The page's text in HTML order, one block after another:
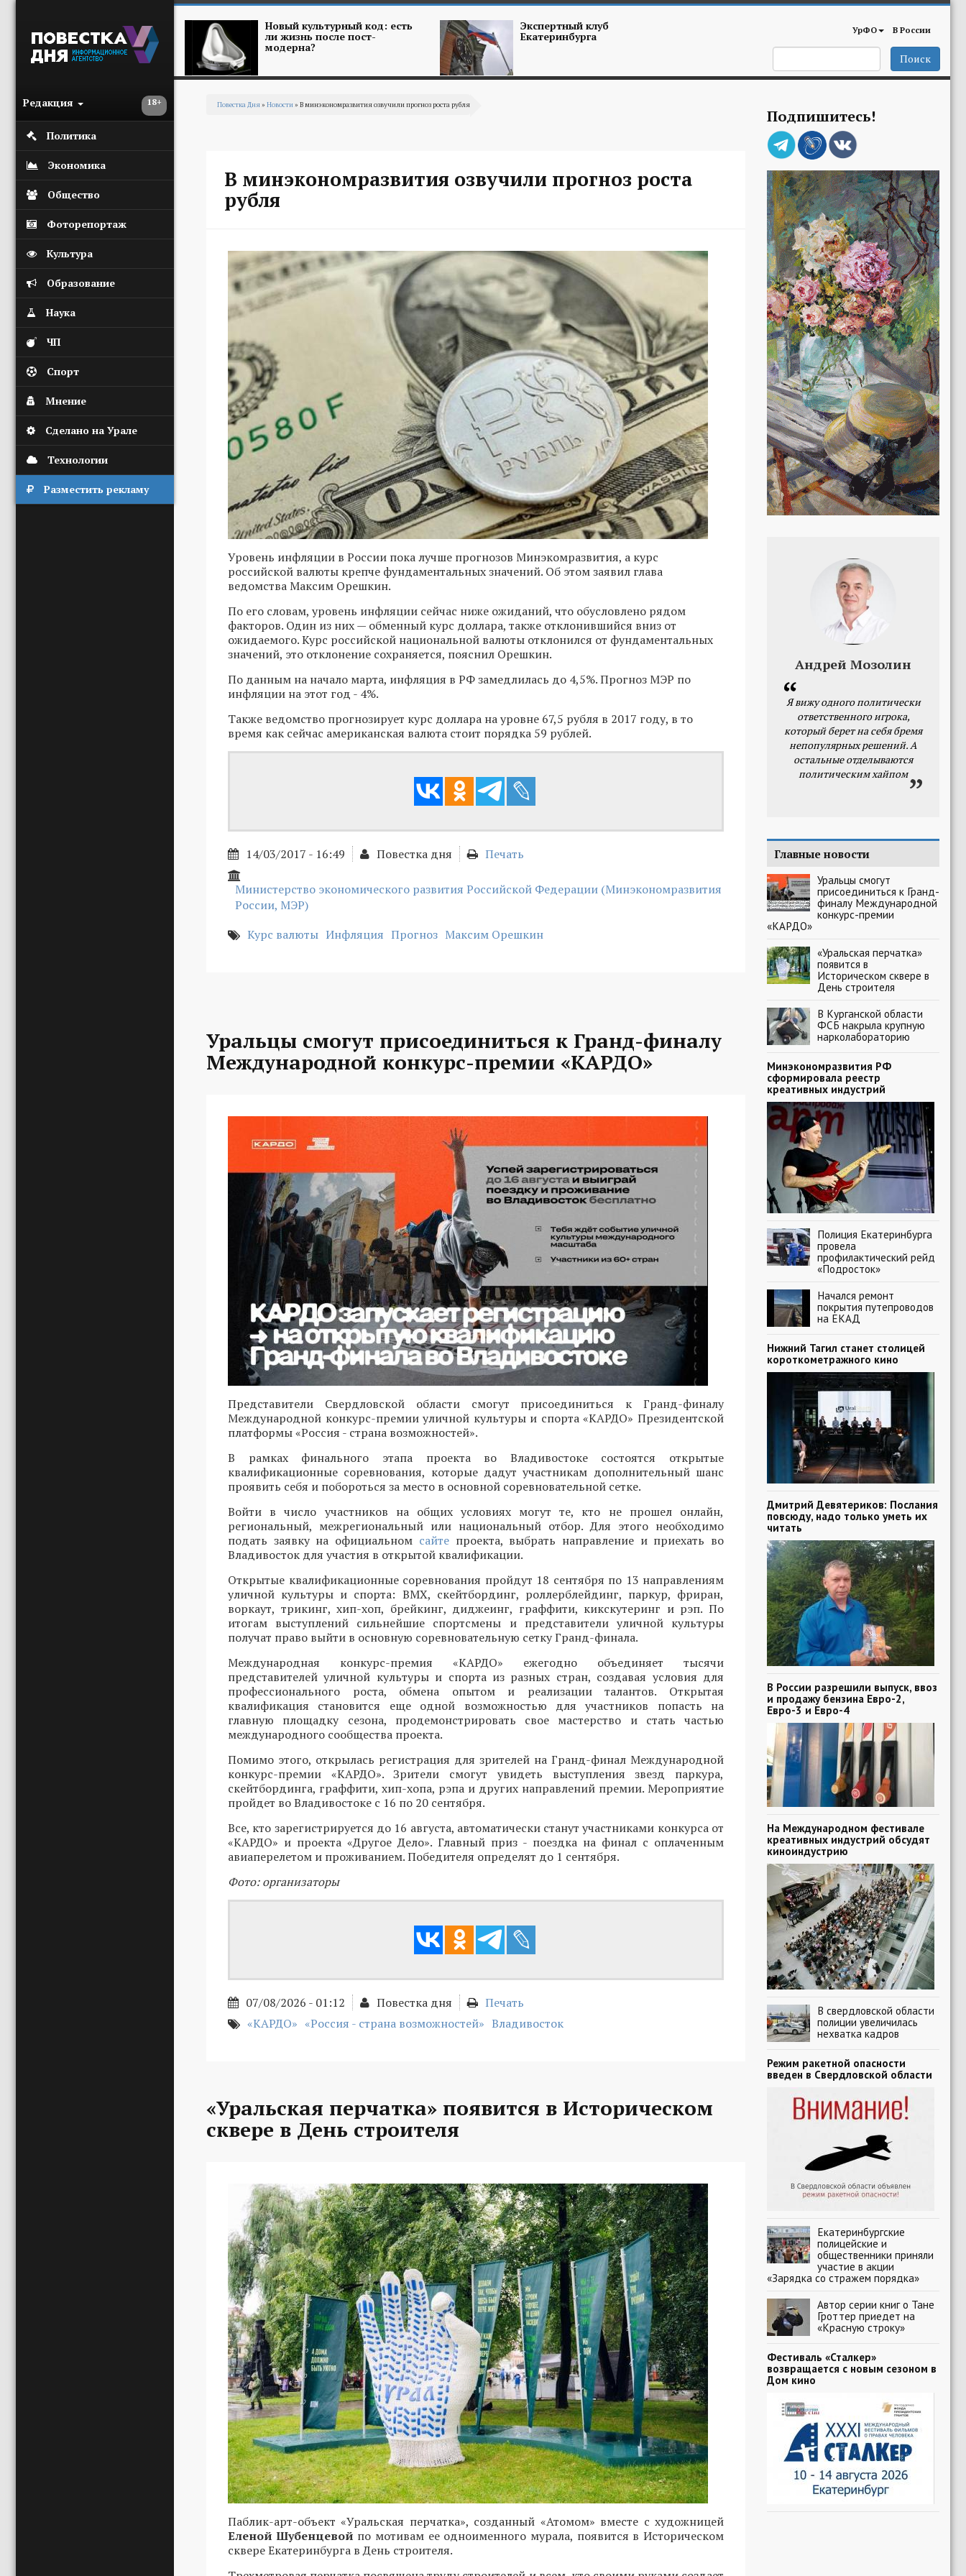
18+
Редакция
Политика
Экономика
Общество
Фоторепортаж
Культура
Образование
Наука
ЧП
Спорт
Мнение
Сделано на Урале
Технологии
Разместить рекламу
Новый культурный код: есть
ли жизнь после пост-
модерна?
Экспертный клуб
Екатеринбурга УрФО В России
Поиск
Повестка Дня» Новости» В минэкономразвития озвучили прогноз роста рубля
В минэкономразвития озвучили прогноз роста
рубля
Уровень инфляции в России пока лучше прогнозов Минэкомразвития, а курс
российской валюты крепче фундаментальных значений. Об этом заявил глава
ведомства Максим Орешкин.
По его словам, уровень инфляции сейчас ниже ожиданий, что обусловлено рядом
факторов. Один из них — обменный курс доллара, также отклонившийся вниз от
ожидаемого. Курс российской национальной валюты отклонился от фундаментальных
значений, это отклонение сохраняется, пояснил Орешкин.
По данным на начало марта, инфляция в РФ замедлилась до 4,5%. Прогноз МЭР по
инфляции на этот год - 4%.
Также ведомство прогнозирует курс доллара на уровне 67,5 рубля в 2017 году, в то
время как сейчас американская валюта стоит порядка 59 рублей.
14/03/2017 - 16:49 Повестка дня Печать
Министерство экономического развития Российской Федерации (Минэкономразвития
России, МЭР)
Курс валюты Инфляция Прогноз Максим Орешкин
Уральцы смогут присоединиться к Гранд-финалу
Международной конкурс-премии «КАРДО»
Представители Свердловской области смогут присоединиться к Гранд-финалу
Международной конкурс-премии уличной культуры и спорта «КАРДО» Президентской
платформы «Россия - страна возможностей».
В рамках финального этапа проекта во Владивостоке состоятся открытые
квалификационные соревнования, которые дадут участникам дополнительный шанс
проявить себя и побороться за место в основной соревновательной сетке.
Войти в число участников на общих условиях могут те, кто не прошел онлайн,
региональный, межрегиональный или национальный отбор. Для этого необходимо
подать заявку на официальном сайтепроекта, выбрать направление и приехать во
Владивосток для участия в открытой квалификации.
Открытые квалификационные соревнования пройдут 18 сентября по 13 направлениям
уличной культуры и спорта: BMX, скейтбординг, роллерблейдинг, паркур, фриран,
воркаут, трикинг, хип-хоп, брейкинг, диджеинг, граффити, кикскутеринг и рэп. По
итогам выступлений сильнейшие спортсмены и представители уличной культуры
получат право выйти в основную соревновательную сетку Гранд-финала.
Международная конкурс-премия «КАРДО» ежегодно объединяет тысячи
представителей уличной культуры и спорта из разных стран, создавая условия для
профессионального роста, обмена опытом и реализации талантов. Открытая
квалификация становится еще одной возможностью для участников попасть на
главную площадку сезона, продемонстрировать свое мастерство и стать частью
международного сообщества проекта.
Помимо этого, открылась регистрация для зрителей на Гранд-финал Международной
конкурс-премии «КАРДО». Зрители смогут увидеть выступления звезд паркура,
скейтбординга, граффити, хип-хопа, рэпа и других направлений премии. Мероприятие
пройдет во Владивостоке с 16 по 20 сентября.
Все, кто зарегистрируется до 16 августа, автоматически станут участниками конкурса от
«КАРДО» и проекта «Другое Дело». Главный приз - поездка на финал с оплаченным
авиаперелетом и проживанием. Победителя определят до 1 сентября.
Фото: организаторы
07/08/2026 - 01:12 Повестка дня
Печать
«КАРДО» «Россия - страна возможностей» Владивосток
«Уральская перчатка» появится в Историческом
сквере в День строителя
Паблик-арт-объект «Уральская перчатка», созданный «Атомом» вместе с художницей
Еленой Шубенцевой по мотивам ее одноименного мурала, появится в Историческом
сквере Екатеринбурга в День строителя.
Подпишитесь!
Андрей Мозолин
Я вижу одного политически
ответственного игрока,
который берет на себя бремя
непопулярных решений. А
остальные отделываются
политическим хайпом
Главные новости
Уральцы смогут
присоединиться к Гранд-
финалу Международной
конкурс-премии
«КАРДО»
«Уральская перчатка»
появится в
Историческом сквере в
День строителя
В Курганской области
ФСБ накрыла крупную
нарколабораторию
Минэкономразвития РФ
сформировала реестр
креативных индустрий
Полиция Екатеринбурга
провела
профилактический рейд
«Подросток»
Начался ремонт
покрытия путепроводов
на ЕКАД
Нижний Тагил станет столицей
короткометражного кино
Дмитрий Девятериков: Послания
повсюду, надо только уметь их
читать
В России разрешили выпуск, ввоз
и продажу бензина Евро-2,
Евро-3 и Евро-4
На Международном фестивале
креативных индустрий обсудят
киноиндустрию
В свердловской области
полиции увеличилась
нехватка кадров
Режим ракетной опасности
введен в Свердловской области
Екатеринбургские
полицейские и
общественники приняли
участие в акции
«Зарядка со стражем порядка»
Автор серии книг о Тане
Гроттер приедет на
«Красную строку»
Фестиваль «Сталкер»
возвращается с новым сезоном в
Дом кино